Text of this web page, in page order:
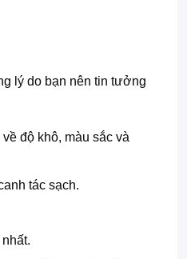
lý do bạn nên tin tưởng
độ khô, màu sắc và
tác sạch.